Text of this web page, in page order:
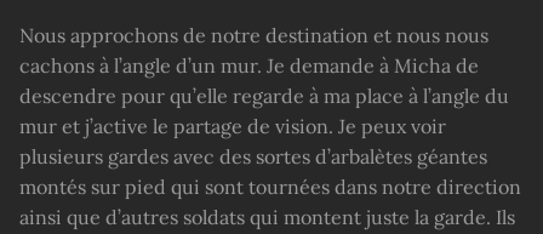
Nous approchons de notre destination et nous nous
cachons à l’angle d’un mur. Je demande à Micha de
descendre pour qu’elle regarde à ma place à l’angle du
mur et j’active le partage de vision. Je peux voir
plusieurs gardes avec des sortes d’arbalètes géantes
montés sur pied qui sont tournées dans notre direction
ainsi que d’autres soldats qui montent juste la garde. Ils